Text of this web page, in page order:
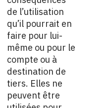
de l’utilisation
qu’il pourrait en
faire pour lui-
même ou pour le
compte ou à
destination de
tiers. Elles ne
peuvent être